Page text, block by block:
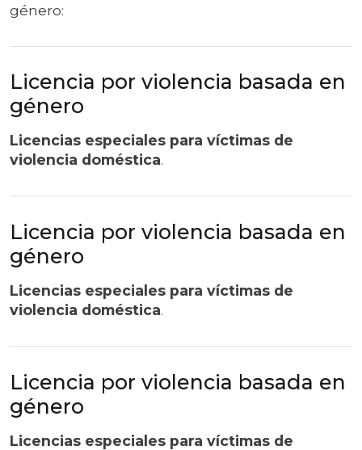
género:
Licencia por violencia basada en
género
Licencias especiales para víctimas de
violencia doméstica.
Licencia por violencia basada en
género
Licencias especiales para víctimas de
violencia doméstica.
Licencia por violencia basada en
género
Licencias especiales para víctimas de